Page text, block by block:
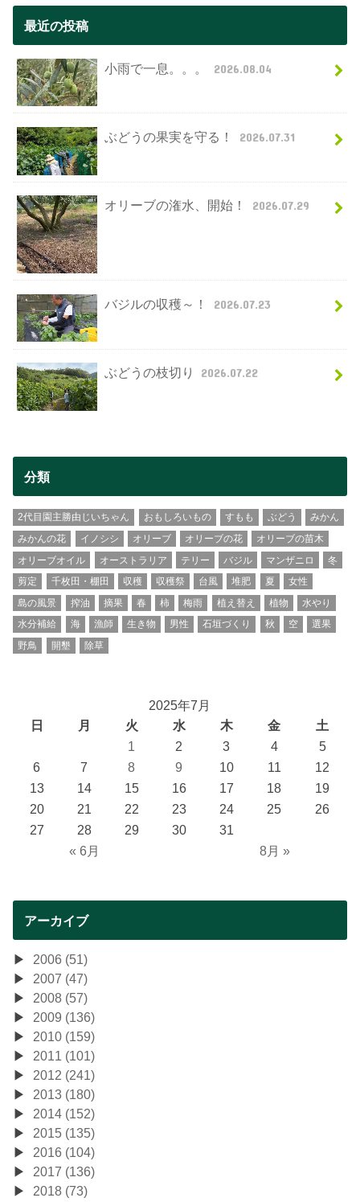
最近の投稿
小雨で一息。。。 2026.08.04
ぶどうの果実を守る！ 2026.07.31
オリーブの潅水、開始！ 2026.07.29
バジルの収穫～！ 2026.07.23
ぶどうの枝切り 2026.07.22
分類
2代目園主勝由じいちゃん おもしろいもの すもも ぶどう
みかん
みかんの花
イノシシ オリーブ オリーブの花
オリーブの苗木
オリーブオイル
オーストラリア テリー バジル マンザニロ
冬
剪定
千枚田・棚田 収穫 収穫祭 台風 堆肥 夏
女性
島の風景
搾油 摘果 春 柿 梅雨 植え替え 植物
水やり
水分補給
海 漁師 生き物 男性 石垣づくり 秋 空
選果
野鳥
開墾 除草
2025年7月
日
月 火 水 木 金 土
« 6月 8月 »
1 2 3 4
5
6
7 8 9 10 11
12
13
14 15 16 17 18
19
20
21 22 23 24 25
26
27
28 29 30 31
アーカイブ
2006 (51)
2007 (47)
2008 (57)
2009 (136)
2010 (159)
2011 (101)
2012 (241)
2013 (180)
2014 (152)
2015 (135)
2016 (104)
2017 (136)
2018 (73)